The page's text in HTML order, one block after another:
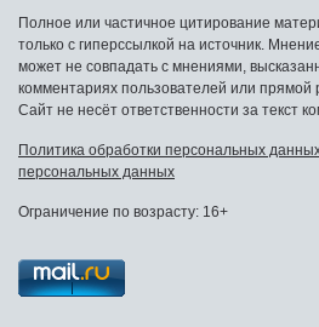
Полное или частичное цитирование
только с гиперссылкой на источник.
может не совпадать с мнениями,
комментариях пользователей или прямой
Сайт не несёт ответственности за текст
Политика обработки персональных
персональных данных
Ограничение по возрасту: 16+